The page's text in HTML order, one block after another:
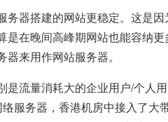
务器搭建的网站更稳定。这是
是在晚间高峰期网站也能容纳
器来用作网站服务器。
是流量消耗大的企业用户/个人
服务器，香港机房中接入了大